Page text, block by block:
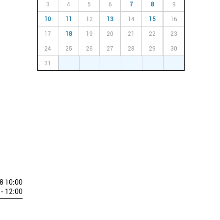
10:00
- 12:00
3 4 5 6 7 8 9
10 11 12 13 14 15 16
17 18 19 20 21 22 23
24 25 26 27 28 29 30
31